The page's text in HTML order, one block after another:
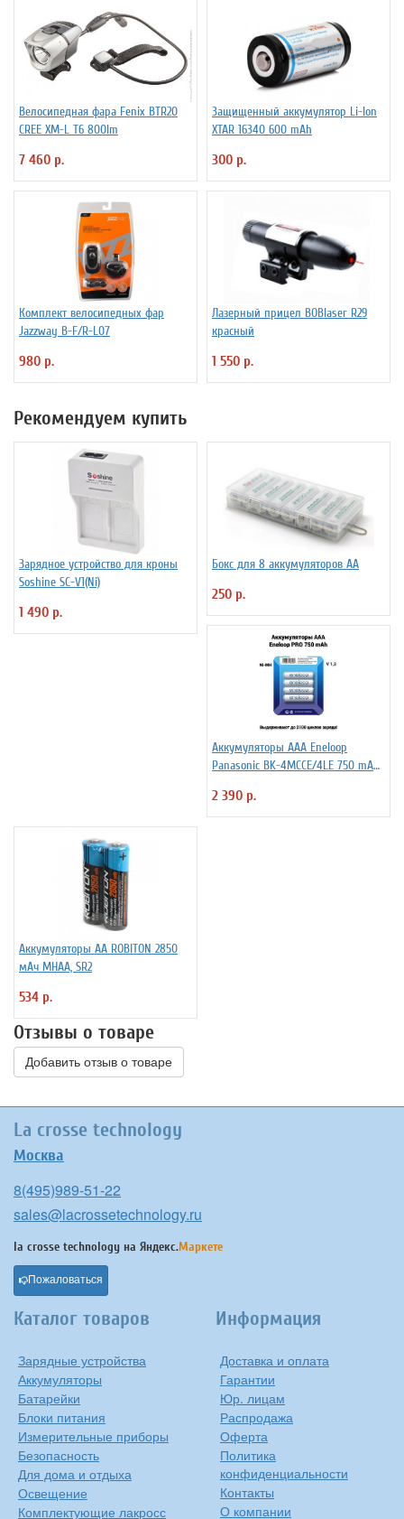
Велосипедная фара Fenix BTR20
CREE XM-L T6 800lm
7 460 р.
Защищенный аккумулятор Li-Ion
XTAR 16340 600 mAh
300 р.
Комплект велосипедных фар
Jazzway B-F/R-L07
980 р.
Лазерный прицел BOBlaser R29
красный
1 550 р.
Рекомендуем купить
Зарядное устройство для кроны
Soshine SC-V1(Ni)
1 490 р.
Бокс для 8 аккумуляторов АА
250 р.
Аккумуляторы ААА Еneloop
Panasonic BK-4MCCE/4LE 750 mAh
2 390 р.
Аккумуляторы АА ROBITON 2850
мАч MHAA, SR2
534 р.
Отзывы о товаре
Добавить отзыв о товаре
La crosse technology
Москва
8(495)989-51-22
sales@lacrossetechnology.ru
la crosse technology на Яндекс.Маркете
Пожаловаться
Каталог товаров
Зарядные устройства
Аккумуляторы
Батарейки
Блоки питания
Измерительные приборы
Безопасность
Для дома и отдыха
Освещение
Комплектующие лакросс
Информация
Доставка и оплата
Гарантии
Юр. лицам
Распродажа
Оферта
Политика
конфиденциальности
Контакты
О компании